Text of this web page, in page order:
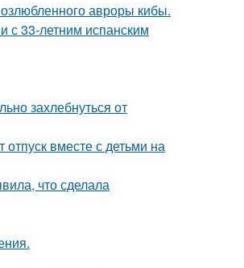
авроры кибы.
с 33-летним испанским
захлебнуться от
отпуск вместе с детьми на
что сделала